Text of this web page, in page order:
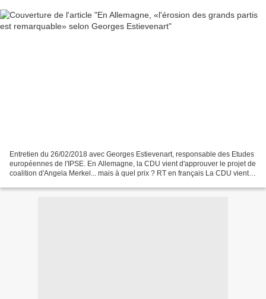
Entretien du 26/02/2018 avec Georges Estievenart, responsable des Etudes
européennes de l'IPSE. En Allemagne, la CDU vient d'approuver le projet de
coalition d'Angela Merkel... mais à quel prix ? RT en français La CDU vient